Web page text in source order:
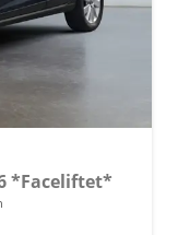
*Faceliftet*